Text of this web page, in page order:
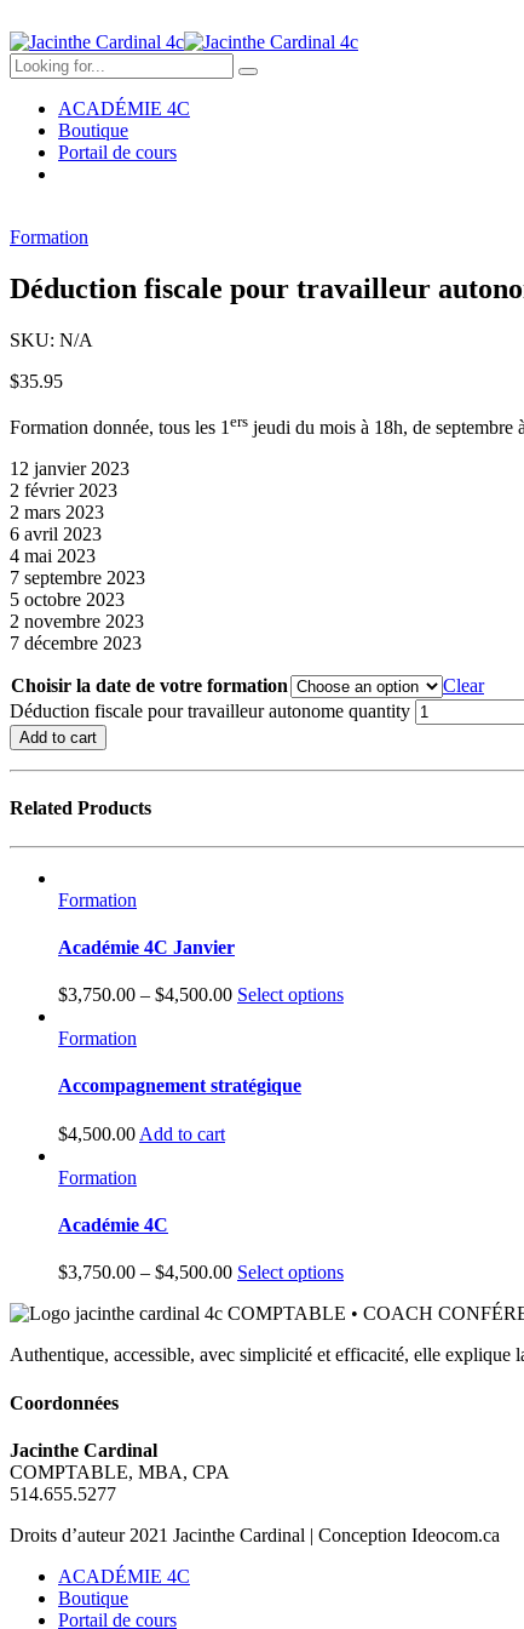
ACADÉMIE 4C
Boutique
Portail de cours
Formation
Déduction fiscale pour travailleur
SKU: N/A
$35.95
Formation donnée, tous les 1 ers jeudi du mois à 18h, de septembre
12 janvier 2023
2 février 2023
2 mars 2023
6 avril 2023
4 mai 2023
7 septembre 2023
5 octobre 2023
2 novembre 2023
7 décembre 2023
Choisir la date de votre formation
Clear
Déduction fiscale pour travailleur autonome quantity
Add to cart
Related Products
Formation
Académie 4C Janvier
$3,750.00 – $4,500.00 Select options
Formation
Accompagnement stratégique
$4,500.00 Add to cart
Formation
Académie 4C
$3,750.00 – $4,500.00 Select options
Authentique, accessible, avec simplicité et efficacité, elle
Coordonnées
Jacinthe Cardinal
COMPTABLE, MBA, CPA
514.655.5277
Droits d’auteur 2021 Jacinthe Cardinal | Conception Ideocom.ca
ACADÉMIE 4C
Boutique
Portail de cours